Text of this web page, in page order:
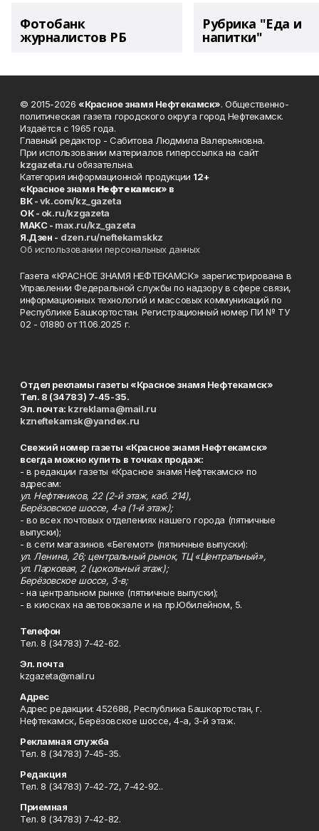
Фотобанк
журналистов РБ
Рубрика "Еда и
напитки"
© 2015-2026 «Красное знамя Нефтекамск». Общественно-
политическая газета городского округа город Нефтекамск.
Издаётся с 1965 года.
Главный редактор - Сабитова Людмила Валерьяновна.
При использовании материалов гиперссылка на сайт
kzgazeta.ru обязательна.
Категория информационной продукции 12+
«Красное знамя Нефтекамск» в
ВК -vk.com/kz_gazeta
ОК - ok.ru/kzgazeta
MAKC - max.ru/kz_gazeta
Я.Дзен - dzen.ru/neftekamskkz
Об использовании персональных данных
Газета «КРАСНОЕ ЗНАМЯ НЕФТЕКАМСК» зарегистрирована в
Управлении Федеральной службы по надзору в сфере связи,
информационных технологий и массовых коммуникаций по
Республике Башкортостан. Регистрационный номер ПИ № ТУ
02 - 01880 от 11.06.2025 г.
Отдел рекламы газеты «Красное знамя Нефтекамск»
Тел. 8 (34783) 7-45-35.
Эл. почта: kzreklama@mail.ru
kzneftekamsk@yandex.ru
Свежий номер газеты «Красное знамя Нефтекамск»
всегда можно купить в точках продаж:
- в редакции газеты «Красное знамя Нефтекамск» по
адресам:
ул. Нефтяников, 22 (2-й этаж, каб. 214),
Берёзовское шоссе, 4-а (1-й этаж);
- во всех почтовых отделениях нашего города (пятничные
выпуски);
- в сети магазинов «Бегемот» (пятничные выпуски):
ул. Ленина, 26; центральный рынок, ТЦ «Центральный»,
ул. Парковая, 2 (цокольный этаж);
Берёзовское шоссе, 3-в;
- на центральном рынке (пятничные выпуски);
- в киосках на автовокзале и на пр.Юбилейном, 5.
Телефон
Тел. 8 (34783) 7-42-62.
Эл. почта
kzgazeta@mail.ru
Адрес
Адрес редакции: 452688, Республика Башкортостан, г.
Нефтекамск, Берёзовское шоссе, 4-а, 3-й этаж.
Рекламная служба
Тел. 8 (34783) 7-45-35.
Редакция
Тел. 8 (34783) 7-42-72, 7-42-92..
Приемная
Тел. 8 (34783) 7-42-82.